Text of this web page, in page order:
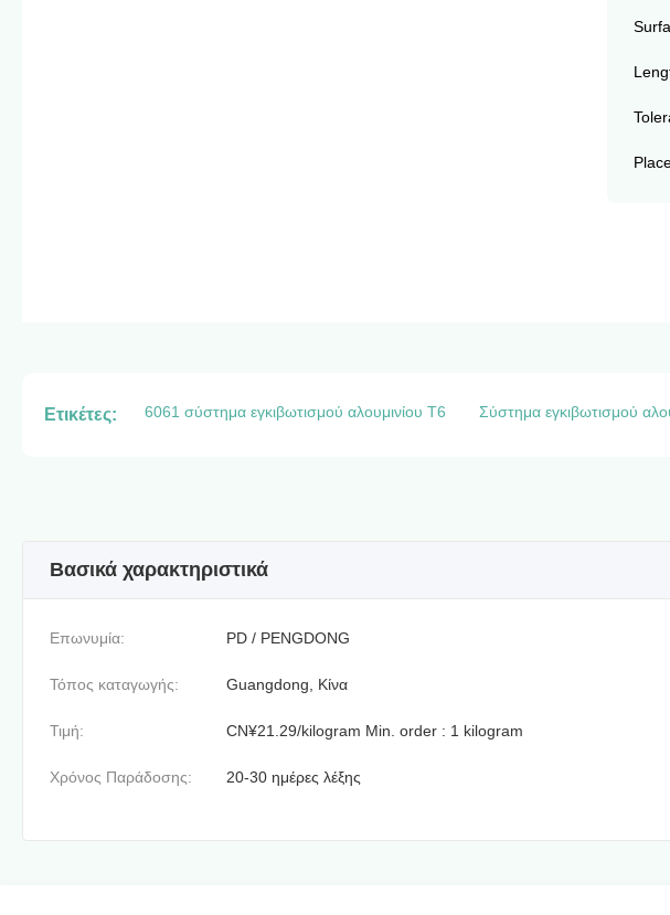
Ετικέτες: 6061 σύστημα εγκιβωτισμού αλουμινίου T6 Σύστημα εγκιβωτισμού
Βασικά χαρακτηριστικά
Επωνυμία: PD / PENGDONG
Τόπος καταγωγής: Guangdong, Κίνα
Τιμή: CN¥21.29/kilogram Min. order : 1 kilogram
Χρόνος Παράδοσης: 20-30 ημέρες λέξης